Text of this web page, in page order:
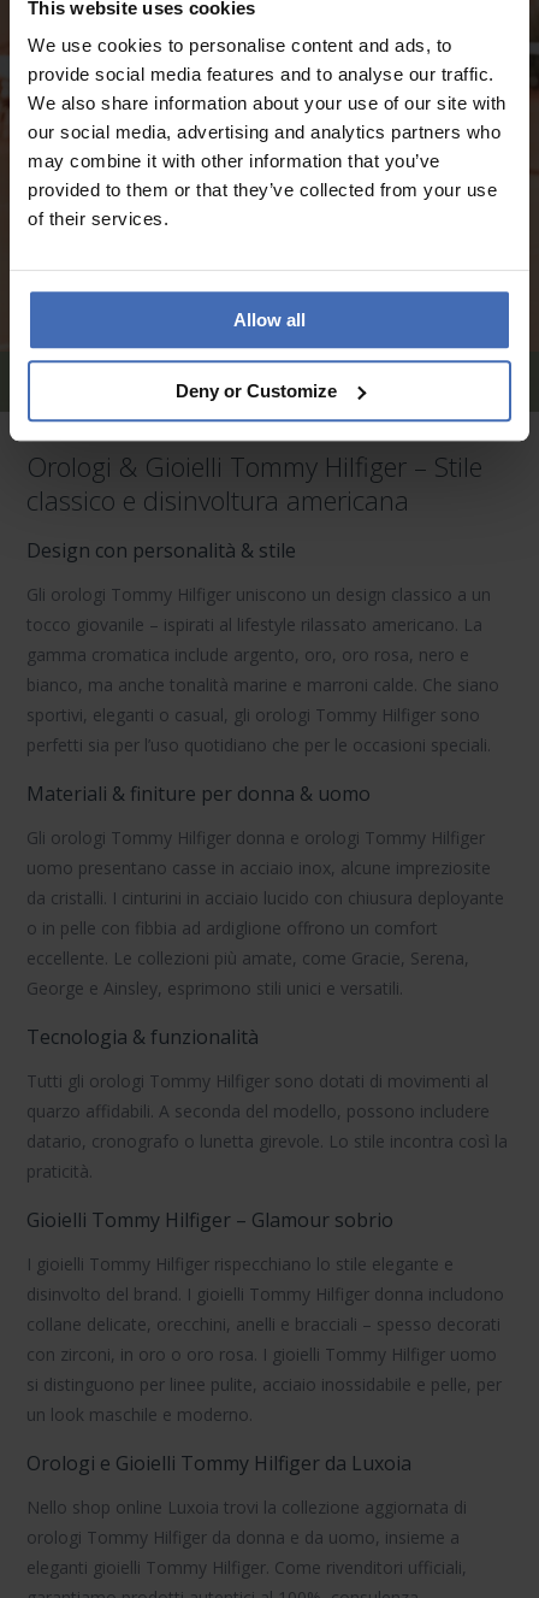
This website uses cookies
We use cookies to personalise content and ads, to
provide social media features and to analyse our traffic.
We also share information about your use of our site with
our social media, advertising and analytics partners who
may combine it with other information that you’ve
provided to them or that they’ve collected from your use
of their services.
Allow all
Deny or Customize
Gioielli Uomo Tommy Hilfiger
Orologi & Gioielli Tommy Hilfiger – Stile
classico e disinvoltura americana
Design con personalità & stile
Gli orologi Tommy Hilfiger uniscono un design classico a un
tocco giovanile – ispirati al lifestyle rilassato americano. La
gamma cromatica include argento, oro, oro rosa, nero e
bianco, ma anche tonalità marine e marroni calde. Che siano
sportivi, eleganti o casual, gli orologi Tommy Hilfiger sono
perfetti sia per l’uso quotidiano che per le occasioni speciali.
Materiali & finiture per donna & uomo
Gli orologi Tommy Hilfiger donna e orologi Tommy Hilfiger
uomo presentano casse in acciaio inox, alcune impreziosite
da cristalli. I cinturini in acciaio lucido con chiusura deployante
o in pelle con fibbia ad ardiglione offrono un comfort
eccellente. Le collezioni più amate, come Gracie, Serena,
George eAinsley, esprimono stili unici e versatili.
Tecnologia & funzionalità
Tutti gli orologi Tommy Hilfiger sono dotati di movimenti al
quarzo affidabili. A seconda del modello, possono includere
datario, cronografo o lunetta girevole. Lo stile incontra così la
praticità.
Gioielli Tommy Hilfiger – Glamour sobrio
I gioielli Tommy Hilfiger rispecchiano lo stile elegante e
disinvolto del brand. I gioielli Tommy Hilfiger donna includono
collane delicate, orecchini, anelli e bracciali – spesso decorati
con zirconi, in oro o oro rosa. I gioielli Tommy Hilfiger uomo
si distinguono per linee pulite, acciaio inossidabile e pelle, per
un look maschile e moderno.
Orologi e Gioielli Tommy Hilfiger da Luxoia
Nello shop online Luxoia trovi la collezione aggiornata di
orologi Tommy Hilfiger da donna e da uomo, insieme a
eleganti gioielli Tommy Hilfiger. Come rivenditori ufficiali,